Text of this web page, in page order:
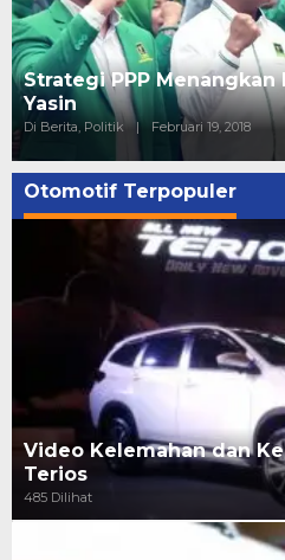
Ini Dia Hubungan
Gerindra
Di Berita, Politik | Februari 19, 2018
Otomotif Terpopuler
Video Kelemahan dan
Terios
485 Dilihat